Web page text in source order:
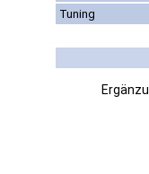
Tuning